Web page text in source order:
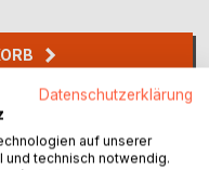
Datenschutzerklärung
auf unserer
und technisch notwendig.